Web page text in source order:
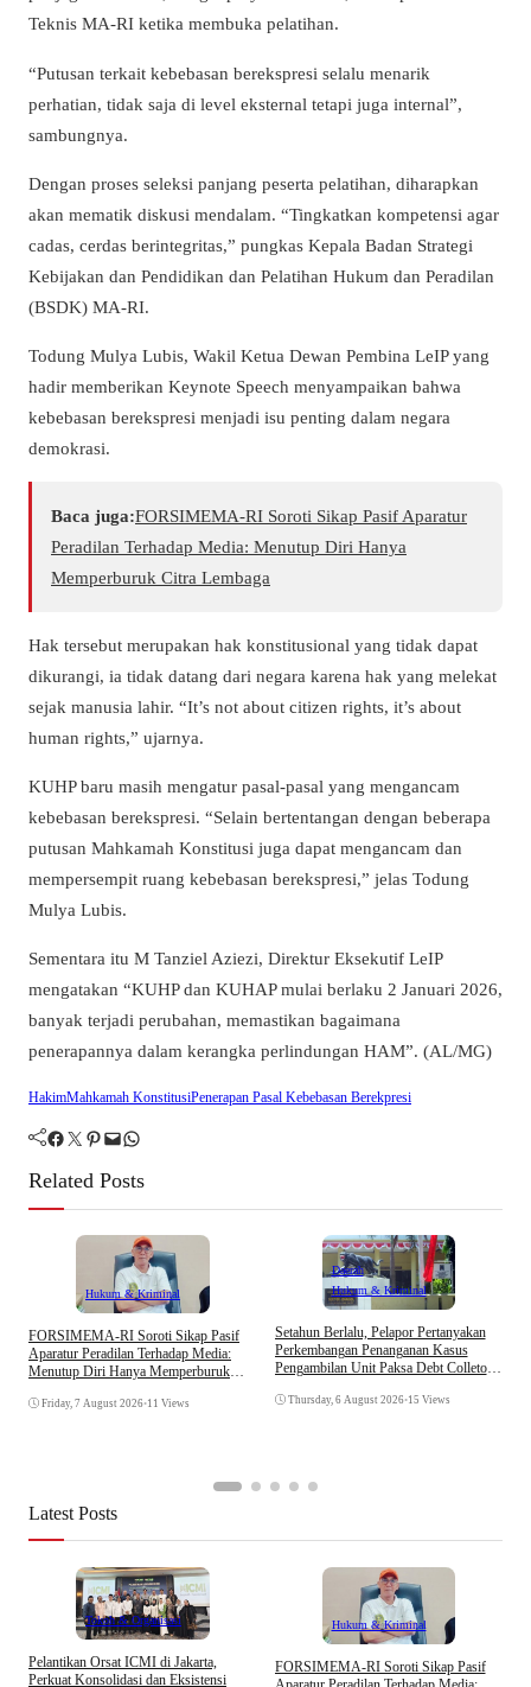
Teknis MA-RI ketika membuka pelatihan.
“Putusan terkait kebebasan berekspresi selalu menarik
perhatian, tidak saja di level eksternal tetapi juga internal”,
sambungnya.
Dengan proses seleksi panjang peserta pelatihan, diharapkan
akan mematik diskusi mendalam. “Tingkatkan kompetensi agar
cadas, cerdas berintegritas,” pungkas Kepala Badan Strategi
Kebijakan dan Pendidikan dan Pelatihan Hukum dan Peradilan
(BSDK) MA-RI.
Todung Mulya Lubis, Wakil Ketua Dewan Pembina LeIP yang
hadir memberikan Keynote Speech menyampaikan bahwa
kebebasan berekspresi menjadi isu penting dalam negara
demokrasi.
Baca juga:​FORSIMEMA-RI Soroti Sikap Pasif Aparatur
Peradilan Terhadap Media: Menutup Diri Hanya
Memperburuk Citra Lembaga
Hak tersebut merupakan hak konstitusional yang tidak dapat
dikurangi, ia tidak datang dari negara karena hak yang melekat
sejak manusia lahir. “It’s not about citizen rights, it’s about
human rights,” ujarnya.
KUHP baru masih mengatur pasal-pasal yang mengancam
kebebasan berekspresi. “Selain bertentangan dengan beberapa
putusan Mahkamah Konstitusi juga dapat mengancam dan
mempersempit ruang kebebasan berekspresi,” jelas Todung
Mulya Lubis.
Sementara itu M Tanziel Aziezi, Direktur Eksekutif LeIP
mengatakan “KUHP dan KUHAP mulai berlaku 2 Januari 2026,
banyak terjadi perubahan, memastikan bagaimana
penerapannya dalam kerangka perlindungan HAM”. (AL/MG)
HakimMahkamah KonstitusiPenerapan Pasal Kebebasan Berekpresi
Facebook Twitter Pinterest Mail WhatsApp
Related Posts
Hukum & Kriminal
​FORSIMEMA-RI Soroti Sikap Pasif
Aparatur Peradilan Terhadap Media:
Menutup Diri Hanya Memperburuk
Friday, 7 August 2026•11 Views
Daerah
Hukum & Kriminal
Setahun Berlalu, Pelapor Pertanyakan
Perkembangan Penanganan Kasus
Pengambilan Unit Paksa Debt Colletor
Thursday, 6 August 2026•15 Views
Latest Posts
Tokoh & Organisasi
Pelantikan Orsat ICMI di Jakarta,
Perkuat Konsolidasi dan Eksistensi
Hukum & Kriminal
​FORSIMEMA-RI Soroti Sikap Pasif